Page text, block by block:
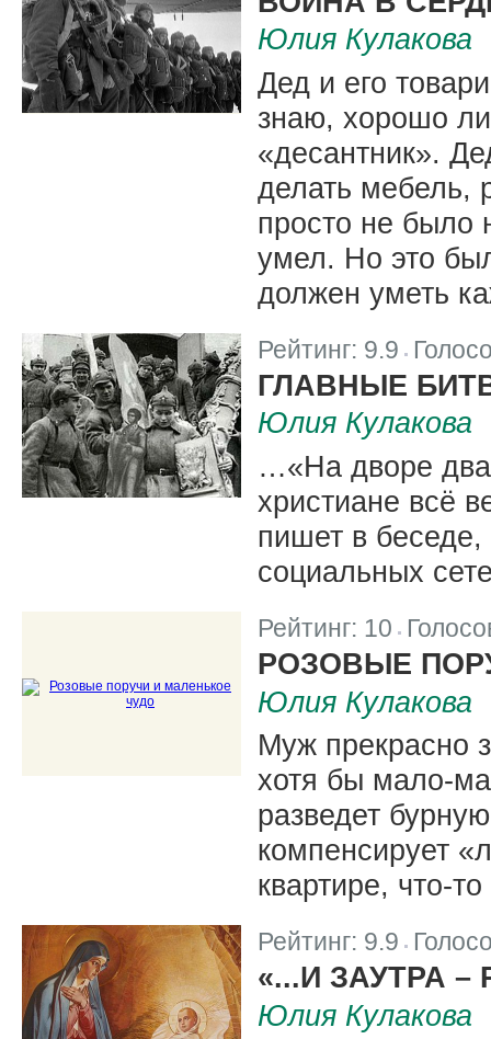
Юлия Кулакова
Дед и его
знаю, хорошо ли
«десантник».
делать мебель,
просто не было
умел. Но это
должен уметь
Рейтинг: 9.9 |
ГЛАВНЫЕ
Юлия Кулакова
…«На дворе
христиане всё
пишет в
социальных
Рейтинг: 10 |
РОЗОВЫЕ
Юлия Кулакова
Муж прекрасно
хотя бы мало-
разведет
компенсирует
квартире, что-
Рейтинг: 9.9 |
«...И ЗАУТРА –
Юлия Кулакова